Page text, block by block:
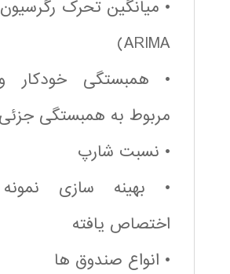
• میانگین تحرک
ARIMA)
• همبستگی خودکار
مربوط به همبستگی جزئی
• نسبت شارپ
• بهینه سازی
اختصاص یافته
• انواع صندوق ها